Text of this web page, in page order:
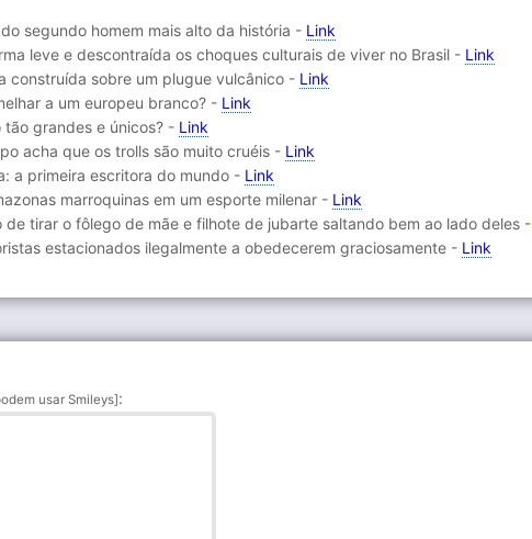
segundo homem mais alto da história - Link
leve e descontraída os choques culturais de viver no Brasil - Link
construída sobre um plugue vulcânico - Link
a um europeu branco? - Link
tão grandes e únicos? - Link
acha que os trolls são muito cruéis - Link
a primeira escritora do mundo - Link
marroquinas em um esporte milenar - Link
tirar o fôlego de mãe e filhote de jubarte saltando bem ao lado deles -
estacionados ilegalmente a obedecerem graciosamente - Link
usar Smileys] :